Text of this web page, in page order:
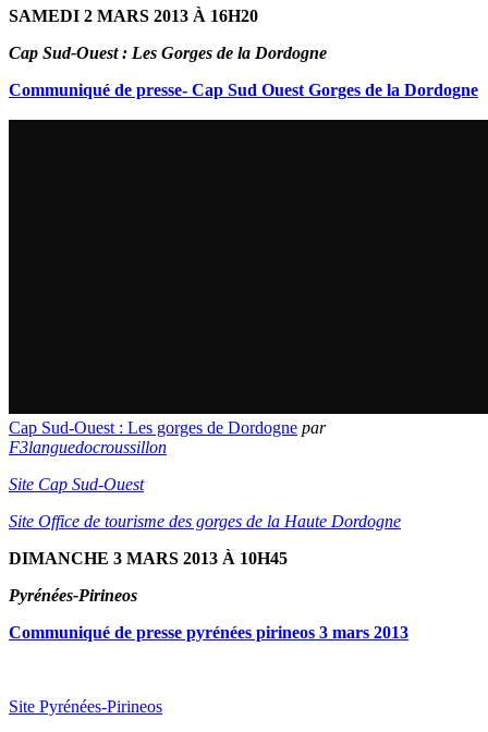
SAMEDI 2 MARS 2013 À 16H20
Cap Sud-Ouest : Les Gorges de la Dordogne
Communiqué de presse- Cap Sud Ouest Gorges de la Dordogne
Cap Sud-Ouest : Les gorges de Dordogne par
F3languedocroussillon
Site Cap Sud-Ouest
Site Office de tourisme des gorges de la Haute Dordogne
DIMANCHE 3 MARS 2013 À 10H45
Pyrénées-Pirineos
Communiqué de presse pyrénées pirineos 3 mars 2013
Site Pyrénées-Pirineos